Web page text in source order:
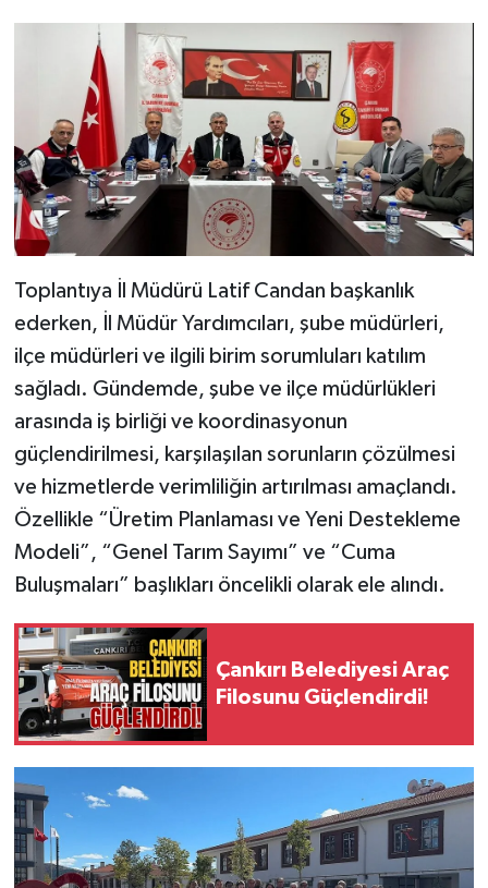
Toplantıya İl Müdürü Latif Candan başkanlık
ederken, İl Müdür Yardımcıları, şube müdürleri,
ilçe müdürleri ve ilgili birim sorumluları katılım
sağladı. Gündemde, şube ve ilçe müdürlükleri
arasında iş birliği ve koordinasyonun
güçlendirilmesi, karşılaşılan sorunların çözülmesi
ve hizmetlerde verimliliğin artırılması amaçlandı.
Özellikle “Üretim Planlaması ve Yeni Destekleme
Modeli”, “Genel Tarım Sayımı” ve “Cuma
Buluşmaları” başlıkları öncelikli olarak ele alındı.
Çankırı Belediyesi Araç
Filosunu Güçlendirdi!